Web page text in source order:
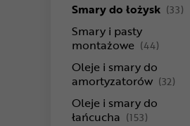
Smary do łożysk (33)
Smary i pasty
montażowe (44)
Oleje i smary do
amortyzatorów (32)
Oleje i smary do
łańcucha (153)